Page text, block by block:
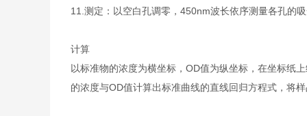
11.测定：以空白孔调零，450nm波长依序测量各孔的
计算
以标准物的浓度为横坐标，OD值为纵坐标，在坐标纸
的浓度与OD值计算出标准曲线的直线回归方程式，将